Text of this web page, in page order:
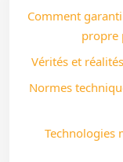
Comment
propre
Vérités et
Normes
Technologies